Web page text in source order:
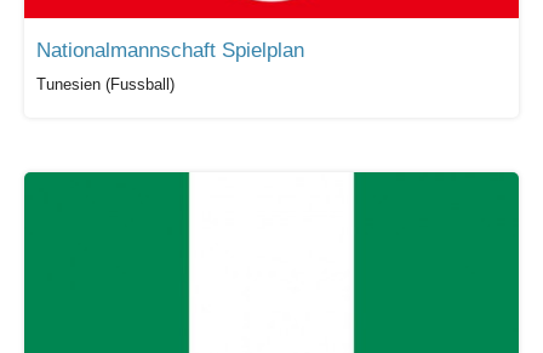
Nationalmannschaft Spielplan
Tunesien (Fussball)